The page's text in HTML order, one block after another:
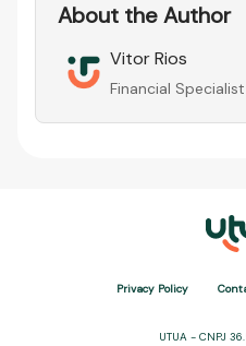
About the Author
Vitor Rios
Financial
Privacy Policy
UTUA - CNPJ